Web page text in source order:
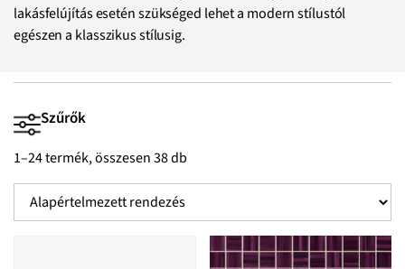
lakásfelújítás esetén szükséged lehet a modern stílustól
egészen a klasszikus stílusig.
Szűrők
1–24 termék, összesen 38 db